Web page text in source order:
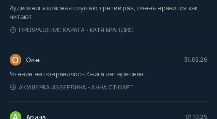
Аудиокнига класная слушаю третий раз, очень нравится как
читают
ПРЕВРАЩЕНИЕ КАРАГА - КАТЯ БРАНДИС
О Олег 31.05.26
Чтение не понравилось.Книга интересная...
АКУШЕРКА ИЗ БЕРЛИНА - АННА СТЮАРТ
Арина 01.10.25